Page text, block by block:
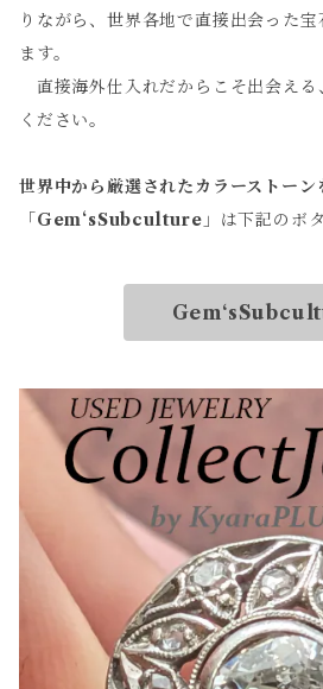
りながら、世界各地で直接出会った
ます。
直接海外仕入れだからこそ出会える
ください。
世界中から厳選されたカラーストーン
「 Gem‘sSubculture 」は下記のボ